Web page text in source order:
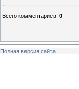
Всего комментариев: 0
Полная версия сайта